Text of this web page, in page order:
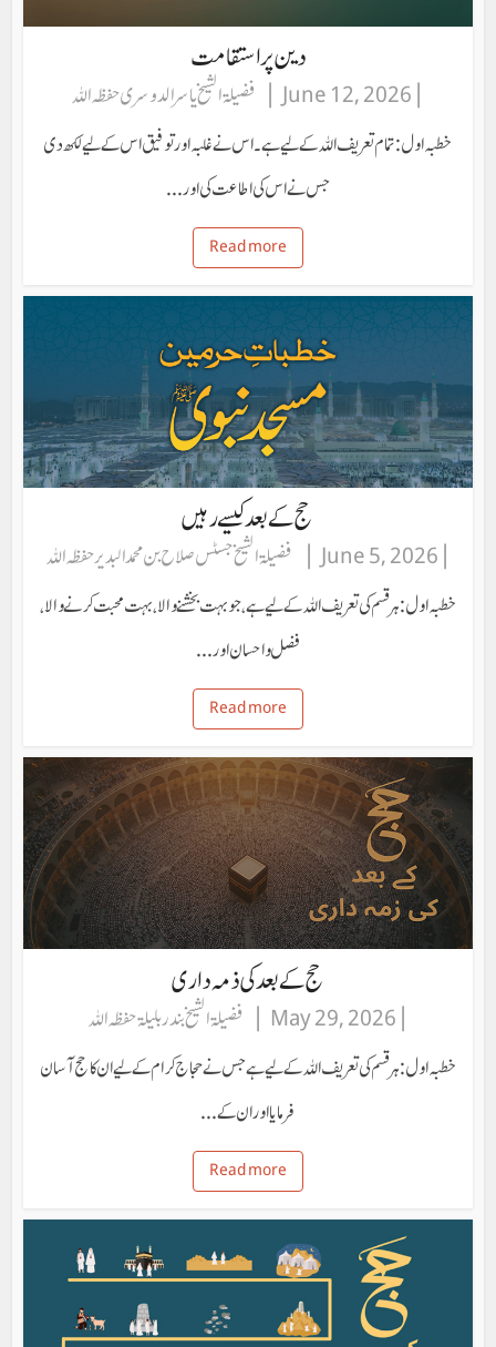
دین پر استقامت
June 12, 2026 فضیلۃ الشیخ یاسر الدوسری حفظہ اللہ
خطبہ اول:تمام تعریف اللہ کے لیے ہے۔ اس نے غلبہ اور توفیق اس کے لیے لکھ دی
جس نے اس کی اطاعت کی اور...
Read more
حج کے بعد کیسے رہیں
June 5, 2026 فضیلۃ الشیخ جسٹس صلاح بن محمد البدیر حفظہ اللہ
خطبہ اول: ہر قسم کی تعریف اللہ کے لیے ہے، جو بہت بخشنے والا، بہت محبت کرنے والا،
فضل و احسان اور...
Read more
حج کے بعد کی ذمہ داری
May 29, 2026 فضیلۃ الشیخ بندر بلیلۃ حفظہ اللہ
خطبہ اول: ہر قسم کی تعریف اللہ کے لیے ہے جس نے حجاج کرام کے لیے ان کا حج آسان
فرمایا اور ان کے...
Read more